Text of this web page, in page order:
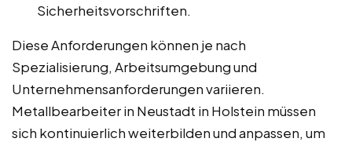
Sicherheitsvorschriften.
Diese Anforderungen können je nach
Spezialisierung, Arbeitsumgebung und
Unternehmensanforderungen variieren.
Metallbearbeiter in Neustadt in Holstein müssen
sich kontinuierlich weiterbilden und anpassen, um